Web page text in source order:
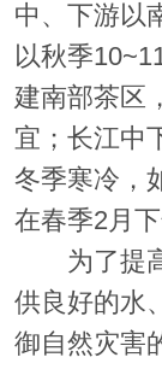
中、下游以
以秋季
建南部茶区
宜；长江中
冬季寒冷，
在春季2月
为了提高
供良好的水
御自然灾害